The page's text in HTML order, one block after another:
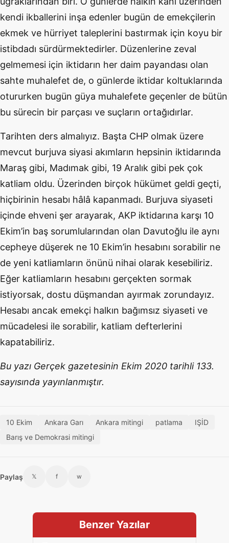
kendi ikballerini inşa edenler bugün de emekçilerin
ekmek ve hürriyet taleplerini bastırmak için koyu bir
istibdadı sürdürmektedirler. Düzenlerine zeval
gelmemesi için iktidarın her daim payandası olan
sahte muhalefet de, o günlerde iktidar koltuklarında
otururken bugün güya muhalefete geçenler de bütün
bu sürecin bir parçası ve suçların ortağıdırlar.
Tarihten ders almalıyız. Başta CHP olmak üzere
mevcut burjuva siyasi akımların hepsinin iktidarında
Maraş gibi, Madımak gibi, 19 Aralık gibi pek çok
katliam oldu. Üzerinden birçok hükümet geldi geçti,
hiçbirinin hesabı hâlâ kapanmadı. Burjuva siyaseti
içinde ehveni şer arayarak, AKP iktidarına karşı 10
Ekim’in baş sorumlularından olan Davutoğlu ile aynı
cepheye düşerek ne 10 Ekim’in hesabını sorabilir ne
de yeni katliamların önünü nihai olarak kesebiliriz.
Eğer katliamların hesabını gerçekten sormak
istiyorsak, dostu düşmandan ayırmak zorundayız.
Hesabı ancak emekçi halkın bağımsız siyaseti ve
mücadelesi ile sorabilir, katliam defterlerini
kapatabiliriz.
Bu yazı Gerçek gazetesinin Ekim 2020 tarihli 133.
sayısında yayınlanmıştır.
10 Ekim Ankara Garı Ankara mitingi patlama
IŞİD
Barış ve Demokrasi mitingi
Paylaş 𝕏 f w
Benzer Yazılar